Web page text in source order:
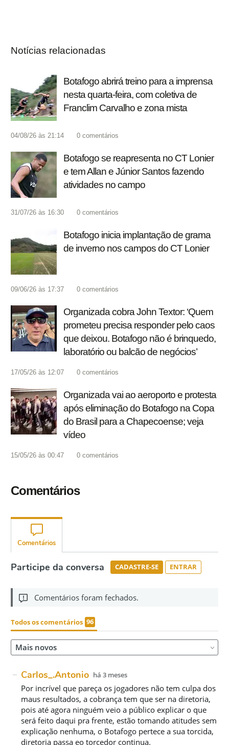
Notícias relacionadas
Botafogo abrirá treino para a imprensa
nesta quarta-feira, com coletiva de
Franclim Carvalho e zona mista
04/08/26 às 21:14 0 comentários
Botafogo se reapresenta no CT Lonier
e tem Allan e Júnior Santos fazendo
atividades no campo
31/07/26 às 16:30 0 comentários
Botafogo inicia implantação de grama
de inverno nos campos do CT Lonier
09/06/26 às 17:37 0 comentários
Organizada cobra John Textor: ‘Quem
prometeu precisa responder pelo caos
que deixou. Botafogo não é brinquedo,
laboratório ou balcão de negócios’
17/05/26 às 12:07 0 comentários
Organizada vai ao aeroporto e protesta
após eliminação do Botafogo na Copa
do Brasil para a Chapecoense; veja
vídeo
15/05/26 às 00:47 0 comentários
Comentários